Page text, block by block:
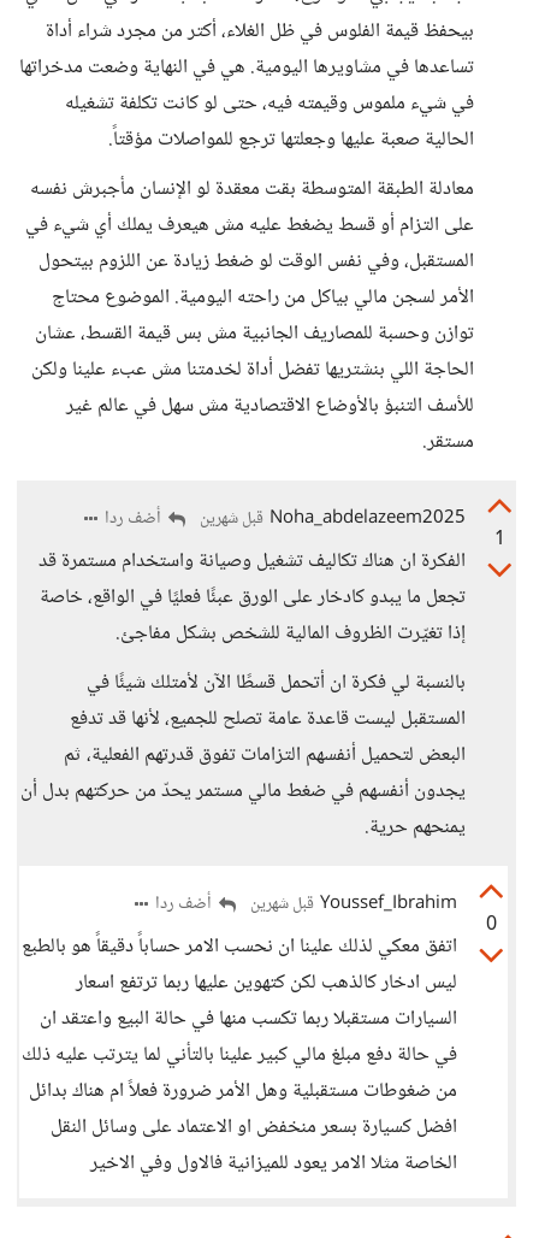
بيحفظ قيمة الفلوس في ظل الغلاء، أكتر من مجرد شراء أداة
تساعدها في مشاويرها اليومية. هي في النهاية وضعت مدخراتها
في شيء ملموس وقيمته فيه، حتى لو كانت تكلفة تشغيله
الحالية صعبة عليها وجعلتها ترجع للمواصلات مؤقتاً.
معادلة الطبقة المتوسطة بقت معقدة لو الإنسان مأجبرش نفسه
على التزام أو قسط يضغط عليه مش هيعرف يملك أي شيء في
المستقبل، وفي نفس الوقت لو ضغط زيادة عن اللزوم بيتحول
الأمر لسجن مالي بياكل من راحته اليومية. الموضوع محتاج
توازن وحسبة للمصاريف الجانبية مش بس قيمة القسط، عشان
الحاجة اللي بنشتريها تفضل أداة لخدمتنا مش عبء علينا ولكن
للأسف التنبؤ بالأوضاع الاقتصادية مش سهل في عالم غير
مستقر.
1
Noha_abdelazeem2025 قبل شهرين أضف ردا
الفكرة ان هناك تكاليف تشغيل وصيانة واستخدام مستمرة قد
تجعل ما يبدو كادخار على الورق عبئًا فعليًا في الواقع، خاصة
إذا تغيّرت الظروف المالية للشخص بشكل مفاجئ.
بالنسبة لي فكرة ان أتحمل قسطًا الآن لأمتلك شيئًا في
المستقبل ليست قاعدة عامة تصلح للجميع، لأنها قد تدفع
البعض لتحميل أنفسهم التزامات تفوق قدرتهم الفعلية، ثم
يجدون أنفسهم في ضغط مالي مستمر يحدّ من حركتهم بدل أن
يمنحهم حرية.
0
Youssef_Ibrahim قبل شهرين أضف ردا
اتفق معكي لذلك علينا ان نحسب الامر حساباً دقيقاً هو بالطبع
ليس ادخار كالذهب لكن كتهوين عليها ربما ترتفع اسعار
السيارات مستقبلا ربما تكسب منها في حالة البيع واعتقد ان
في حالة دفع مبلغ مالي كبير علينا بالتأني لما يترتب عليه ذلك
من ضغوطات مستقبلية وهل الأمر ضرورة فعلاً ام هناك بدائل
افضل كسيارة بسعر منخفض او الاعتماد على وسائل النقل
الخاصة مثلا الامر يعود للميزانية فالاول وفي الاخير